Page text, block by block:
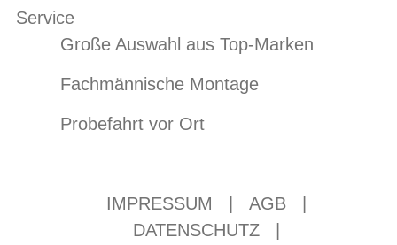
Service
Große Auswahl aus Top-Marken
Fachmännische Montage
Probefahrt vor Ort
IMPRESSUM AGB
DATENSCHUTZ